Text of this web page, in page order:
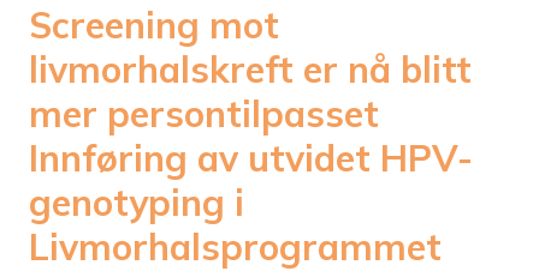
Screening mot
livmorhalskreft er nå blitt
mer persontilpasset
Innføring av utvidet HPV-
genotyping i
Livmorhalsprogrammet